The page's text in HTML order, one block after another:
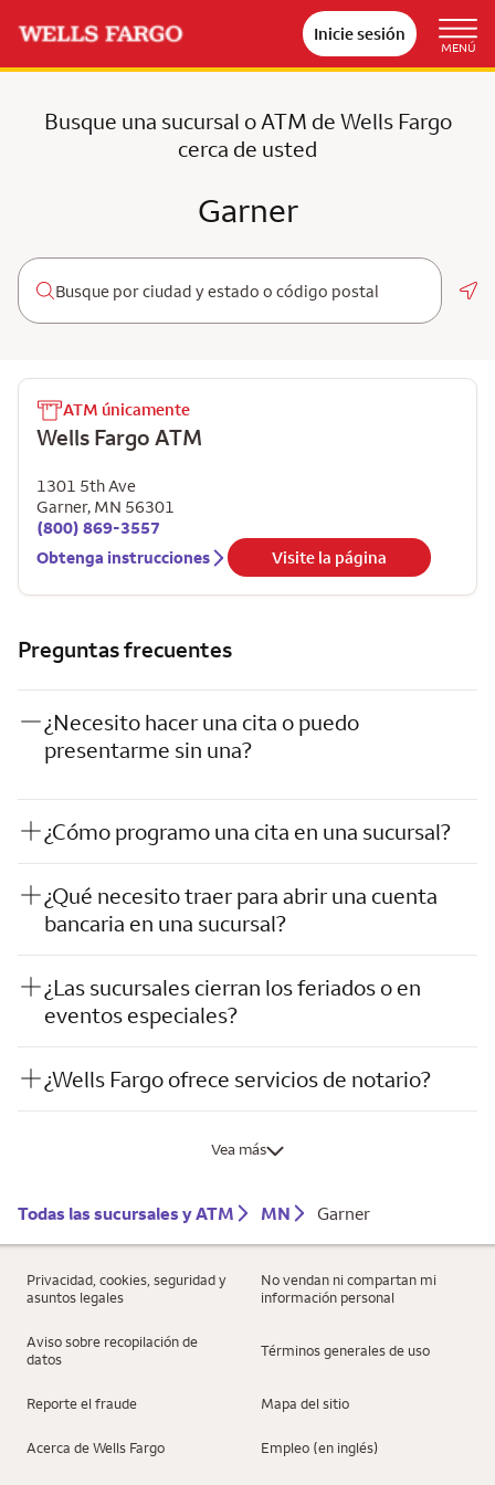
Inicie sesión
MENÚ
Busque una sucursal o ATM de Wells Fargo
cerca de usted
Garner
ATM únicamente
Wells Fargo ATM
1301 5th Ave
Garner, MN 56301
(800) 869-3557
Obtenga instrucciones
Visite la página
Preguntas frecuentes
¿Necesito hacer una cita o puedo
presentarme sin una?
¿Cómo programo una cita en una sucursal?
¿Qué necesito traer para abrir una cuenta
bancaria en una sucursal?
¿Las sucursales cierran los feriados o en
eventos especiales?
¿Wells Fargo ofrece servicios de notario?
Vea más
Todas las sucursales y ATM MN Garner
Privacidad, cookies, seguridad y
asuntos legales
No vendan ni compartan mi
información personal
Aviso sobre recopilación de
datos
Términos generales de uso
Reporte el fraude Mapa del sitio
Acerca de Wells Fargo Empleo (en inglés)